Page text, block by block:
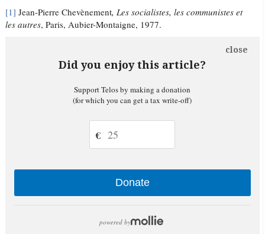
[1] Jean-Pierre Chevènement, Les socialistes, les communistes et
les autres, Paris, Aubier-Montaigne, 1977.
Did you enjoy this article?
close
Support Telos by making a donation
(for which you can get a tax write-off)
€
Donate
powered by